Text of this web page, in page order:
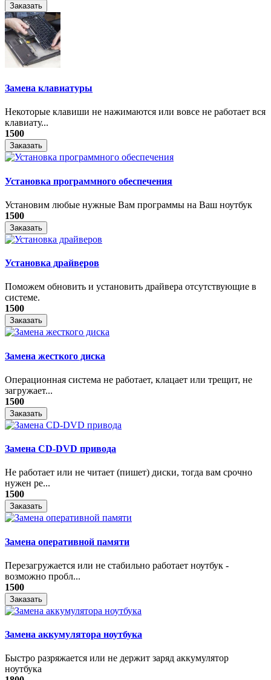
Заказать
Замена клавиатуры
Некоторые клавиши не нажимаются или вовсе не работает вся
клавиату...
1500
Заказать
Установка программного обеспечения
Установим любые нужные Вам программы на Ваш ноутбук
1500
Заказать
Установка драйверов
Поможем обновить и установить драйвера отсутствующие в
системе.
1500
Заказать
Замена жесткого диска
Операционная система не работает, клацает или трещит, не
загружает...
1500
Заказать
Замена CD-DVD привода
Не работает или не читает (пишет) диски, тогда вам срочно
нужен ре...
1500
Заказать
Замена оперативной памяти
Перезагружается или не стабильно работает ноутбук -
возможно пробл...
1500
Заказать
Замена аккумулятора ноутбука
Быстро разряжается или не держит заряд аккумулятор
ноутбука